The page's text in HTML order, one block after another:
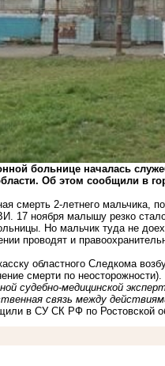
больнице началась
Об этом сообщили в
смерть 2-летнего мальчика,
17 ноября малышу резко
Но мальчик туда не
проводят и
областного Следкома
смерти по неосторожности).
судебно-медицинской
связь между
в СУ СК РФ по Ростовской